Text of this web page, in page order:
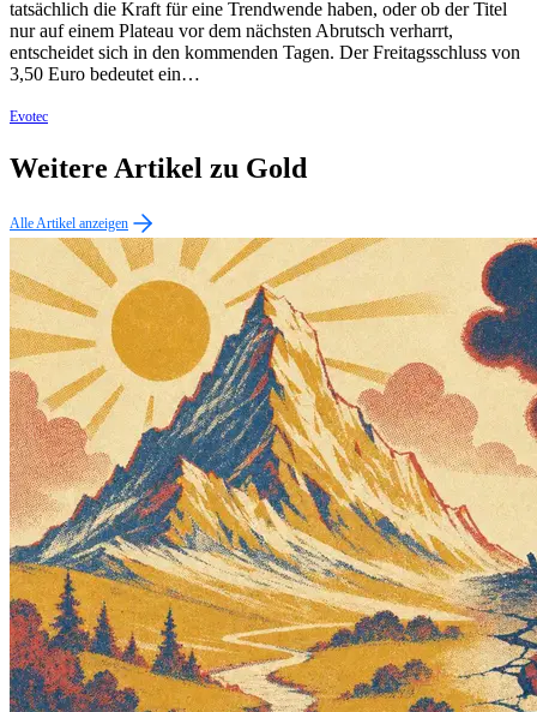
tatsächlich die Kraft für eine Trendwende haben, oder ob der Titel
nur auf einem Plateau vor dem nächsten Abrutsch verharrt,
entscheidet sich in den kommenden Tagen. Der Freitagsschluss von
3,50 Euro bedeutet ein…
Evotec
Weitere Artikel zu Gold
Alle Artikel anzeigen